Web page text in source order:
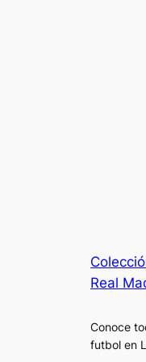
Real
Conoce
futbol en